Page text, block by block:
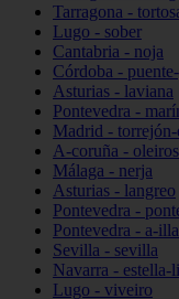
Tarragona -
Lugo - sober
Cantabria - noja
Córdoba -
Asturias - laviana
Pontevedra -
Madrid -
A-coruña - oleiros
Málaga - nerja
Asturias - langreo
Pontevedra -
Pontevedra - a-
Sevilla - sevilla
Navarra - estella-
Lugo - viveiro